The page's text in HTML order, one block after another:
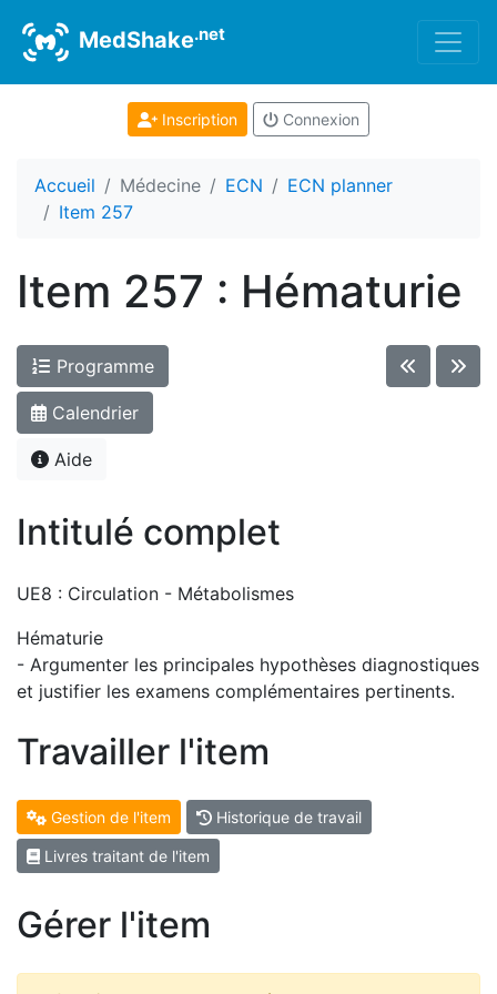
MedShake.net
Inscription Connexion
Accueil Médecine ECN
ECN planner
Item 257
Item 257 : Hématurie
Programme
Calendrier
Aide
Intitulé complet
UE8 : Circulation - Métabolismes
Hématurie
- Argumenter les principales hypothèses diagnostiques
et justifier les examens complémentaires pertinents.
Travailler l'item
Gestion de l'item Historique de travail
Livres traitant de l'item
Gérer l'item